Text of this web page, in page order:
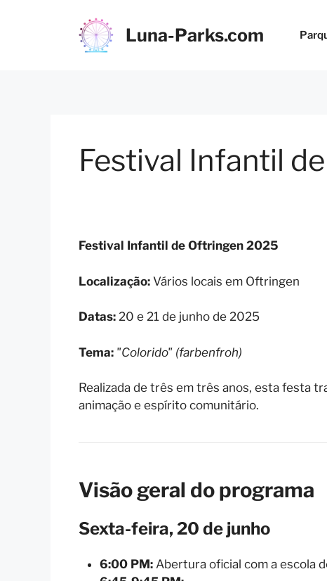
Luna-Parks.com
Festival Infantil
Festival Infantil de Oftringen 2025
Localização: Vários locais em Oftringen
Datas: 20 e 21 de junho de 2025
Tema: "Colorido" (farbenfroh)
Realizada de três em três anos, esta festa
animação e espírito comunitário.
Visão geral do programa
Sexta-feira, 20 de junho
6:00 PM: Abertura oficial com a escola